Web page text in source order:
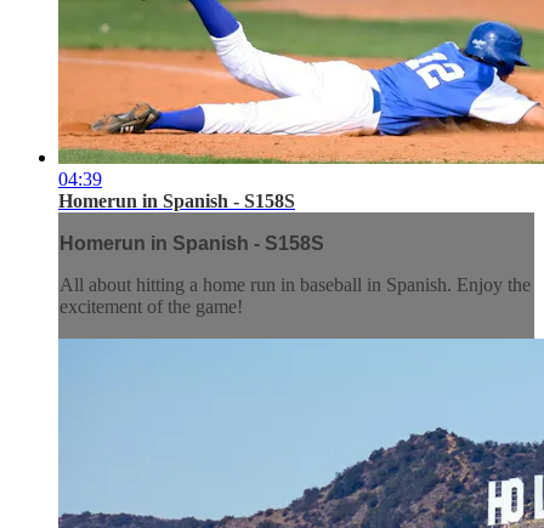
04:39
Homerun in Spanish - S158S
Homerun in Spanish - S158S
All about hitting a home run in baseball in Spanish. Enjoy the
excitement of the game!